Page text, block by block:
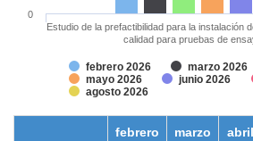
febrero 2026 marzo 2026
mayo 2026
junio 2026
agosto 2026
Estudio de la prefactibilidad para la instalación
calidad para pruebas de
0
febrero
marzo
abril